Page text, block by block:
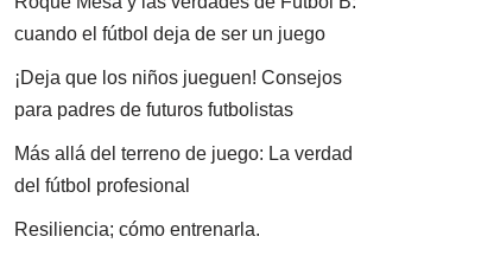
cuando el fútbol deja de ser un juego
¡Deja que los niños jueguen! Consejos
para padres de futuros futbolistas
Más allá del terreno de juego: La verdad
del fútbol profesional
Resiliencia; cómo entrenarla.